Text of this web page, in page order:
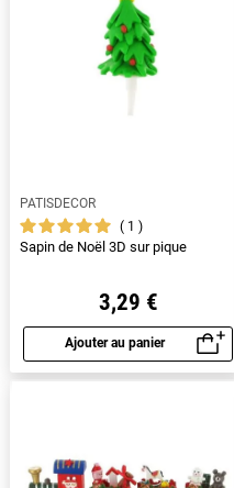
PATISDECOR
1
Sapin de Noël 3D sur pique
3,29 €
Ajouter au panier
Aperçu rapide